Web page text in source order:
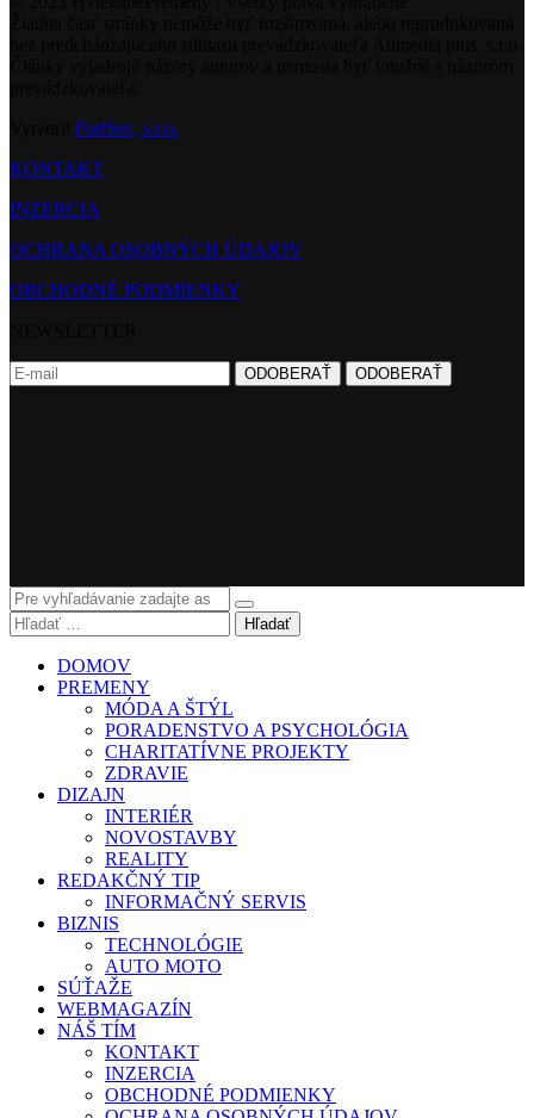
FortSec, s.r.o.
KONTAKT
INZERCIA
OCHRANA OSOBNÝCH ÚDAJOV
OBCHODNÉ PODMIENKY
Hľadať
DOMOV
PREMENY
MÓDA A ŠTÝL
PORADENSTVO A PSYCHOLÓGIA
CHARITATÍVNE PROJEKTY
ZDRAVIE
DIZAJN
INTERIÉR
NOVOSTAVBY
REALITY
REDAKČNÝ TIP
INFORMAČNÝ SERVIS
BIZNIS
TECHNOLÓGIE
AUTO MOTO
SÚŤAŽE
WEBMAGAZÍN
NÁŠ TÍM
KONTAKT
INZERCIA
OBCHODNÉ PODMIENKY